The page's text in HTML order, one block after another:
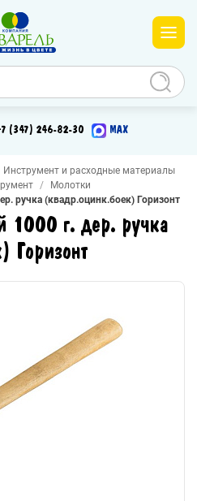
(347) 246-82-30 MAX
Инструмент и расходные материалы
Молотки
ручка (квадр.оцинк.боек) Горизонт
1000 г. дер. ручка
Горизонт